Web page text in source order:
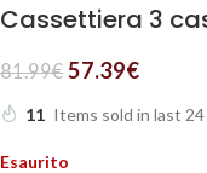
Cassettiera 3
81.99€ 57.39€
11 Items sold in last
Esaurito